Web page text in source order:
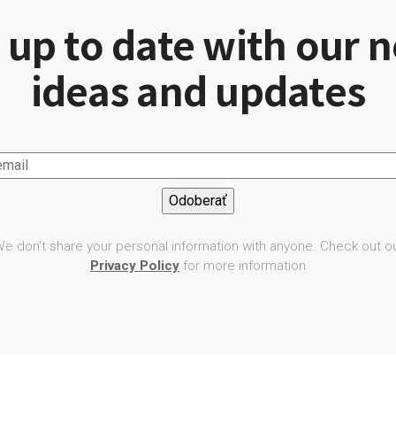
up to date with our
ideas and updates
don't share your personal information with anyone. Check out
Privacy Policy for more information